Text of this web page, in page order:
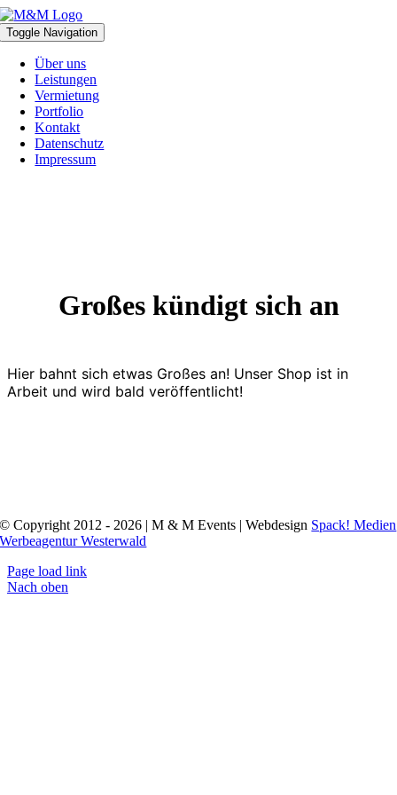
Zum
Inhalt
springen
Toggle Navigation
Über uns
Leistungen
Vermietung
Portfolio
Kontakt
Datenschutz
Impressum
Großes kündigt sich an
Hier bahnt sich etwas Großes an! Unser Shop ist in
Arbeit und wird bald veröffentlicht!
© Copyright 2012 - 2026 | M & M Events | Webdesign Spack! Medien
Werbeagentur Westerwald
Page load link
Nach oben